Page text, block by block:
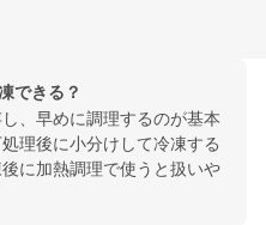
できる？
、早めに調理するのが基本
理後に小分けして冷凍する
に加熱調理で使うと扱いや